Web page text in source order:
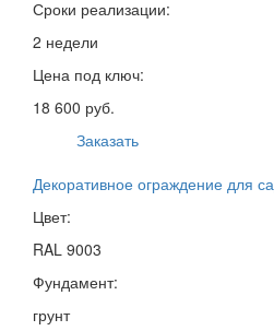
Сроки реализации:
2 недели
Цена под ключ:
18 600 руб.
Заказать
Декоративное ограждение для
Цвет:
RAL 9003
Фундамент:
грунт